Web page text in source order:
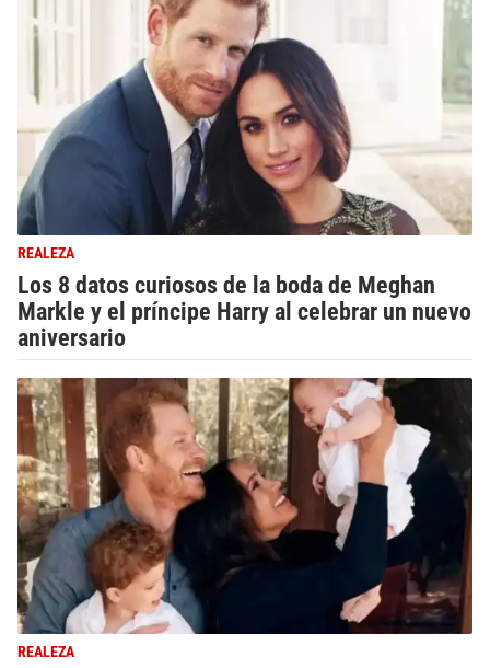
REALEZA
Los 8 datos curiosos de la boda de Meghan
Markle y el príncipe Harry al celebrar un nuevo
aniversario
REALEZA